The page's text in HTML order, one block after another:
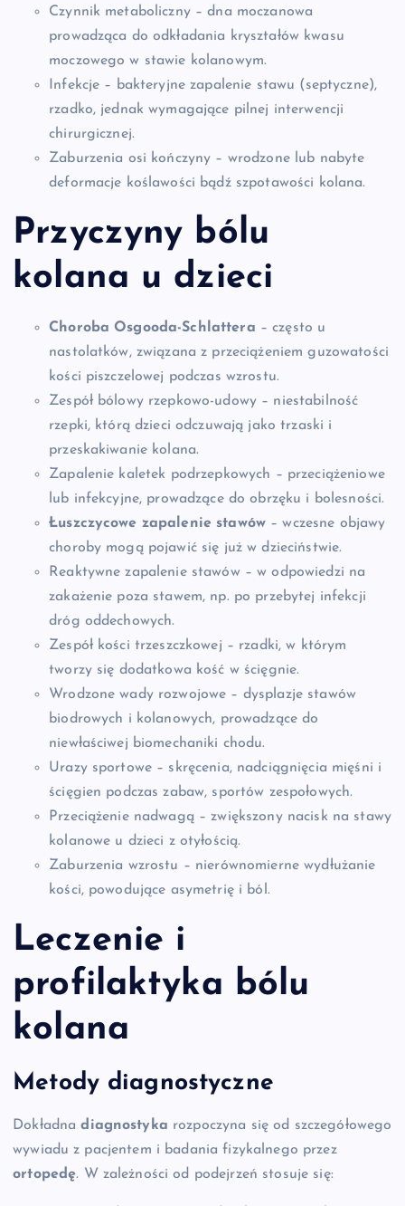
Czynnik metaboliczny – dna moczanowa
prowadząca do odkładania kryształów kwasu
moczowego w stawie kolanowym.
Infekcje – bakteryjne zapalenie stawu (septyczne),
rzadko, jednak wymagające pilnej interwencji
chirurgicznej.
Zaburzenia osi kończyny – wrodzone lub nabyte
deformacje koślawości bądź szpotawości kolana.
Przyczyny bólu
kolana u dzieci
Choroba Osgooda-Schlattera – często u
nastolatków, związana z przeciążeniem guzowatości
kości piszczelowej podczas wzrostu.
Zespół bólowy rzepkowo-udowy – niestabilność
rzepki, którą dzieci odczuwają jako trzaski i
przeskakiwanie kolana.
Zapalenie kaletek podrzepkowych – przeciążeniowe
lub infekcyjne, prowadzące do obrzęku i bolesności.
Łuszczycowe zapalenie stawów – wczesne objawy
choroby mogą pojawić się już w dzieciństwie.
Reaktywne zapalenie stawów – w odpowiedzi na
zakażenie poza stawem, np. po przebytej infekcji
dróg oddechowych.
Zespół kości trzeszczkowej – rzadki, w którym
tworzy się dodatkowa kość w ścięgnie.
Wrodzone wady rozwojowe – dysplazje stawów
biodrowych i kolanowych, prowadzące do
niewłaściwej biomechaniki chodu.
Urazy sportowe – skręcenia, nadciągnięcia mięśni i
ścięgien podczas zabaw, sportów zespołowych.
Przeciążenie nadwagą – zwiększony nacisk na stawy
kolanowe u dzieci z otyłością.
Zaburzenia wzrostu – nierównomierne wydłużanie
kości, powodujące asymetrię i ból.
Leczenie i
profilaktyka bólu
kolana
Metody diagnostyczne
Dokładnadiagnostyka rozpoczyna się od szczegółowego
wywiadu z pacjentem i badania fizykalnego przez
ortopedę. W zależności od podejrzeń stosuje się: